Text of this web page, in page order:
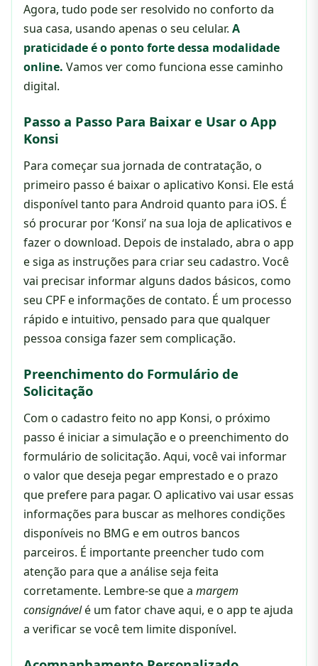
Agora, tudo pode ser resolvido no conforto da
sua casa, usando apenas o seu celular. A
praticidade é o ponto forte dessa modalidade
online. Vamos ver como funciona esse caminho
digital.
Passo a Passo Para Baixar e Usar o App
Konsi
Para começar sua jornada de contratação, o
primeiro passo é baixar o aplicativo Konsi. Ele está
disponível tanto para Android quanto para iOS. É
só procurar por ‘Konsi’ na sua loja de aplicativos e
fazer o download. Depois de instalado, abra o app
e siga as instruções para criar seu cadastro. Você
vai precisar informar alguns dados básicos, como
seu CPF e informações de contato. É um processo
rápido e intuitivo, pensado para que qualquer
pessoa consiga fazer sem complicação.
Preenchimento do Formulário de
Solicitação
Com o cadastro feito no app Konsi, o próximo
passo é iniciar a simulação e o preenchimento do
formulário de solicitação. Aqui, você vai informar
o valor que deseja pegar emprestado e o prazo
que prefere para pagar. O aplicativo vai usar essas
informações para buscar as melhores condições
disponíveis no BMG e em outros bancos
parceiros. É importante preencher tudo com
atenção para que a análise seja feita
corretamente. Lembre-se que a margem
consignávelé um fator chave aqui, e o app te ajuda
a verificar se você tem limite disponível.